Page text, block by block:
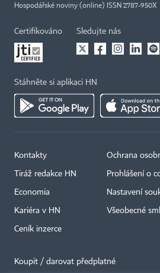
Hospodářské noviny (online) ISSN 2787-950X
Certifikováno Sledujte nás
Stáhněte si aplikaci HN
Kontakty
Tiráž redakce HN
Economia
Kariéra v HN
Ceník inzerce
Ochrana
Prohlášení o
Nastavení
Všeobecné
Koupit / darovat předplatné